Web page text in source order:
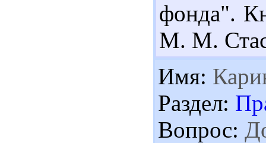
фонда".
М. М.
Имя:
Раздел:
Вопрос: